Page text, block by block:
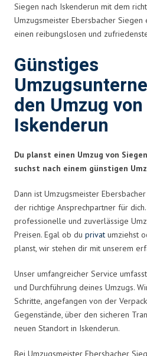
Siegen nach Iskenderun mit dem
Umzugsmeister Ebersbacher
einen reibungslosen und
Günstiges
den Umzug
Iskenderun
Du planst einen Umzug von
suchst nach einem günstigen
Dann ist Umzugsmeister
der richtige Ansprechpartner für
professionelle und zuverlässige
Preisen. Egal ob du privat umziehst
planst, wir stehen dir mit unserem
Unser umfangreicher Service
und Durchführung deines Umzugs.
Schritte, angefangen von der
Gegenstände, über den sicheren
neuen Standort in Iskenderun.
Bei Umzugsmeister Ebersbacher